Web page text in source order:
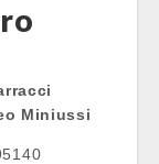
Miniussi